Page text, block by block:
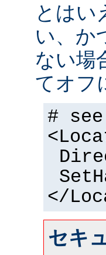
とはい
い、か
ない場
てオフ
#
</
セキ